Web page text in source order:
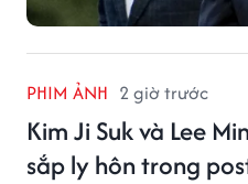
PHIM ẢNH 2 giờ trước
Kim Ji Suk và Lee
sắp ly hôn trong